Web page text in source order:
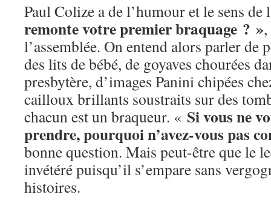
Paul Colize a de l’humour et le sens
remonte votre premier braquage ? »
l’assemblée. On entend alors parler de
des lits de bébé, de goyaves chourées
presbytère, d’images Panini chipées
cailloux brillants soustraits sur des
chacun est un braqueur. « Si vous ne
prendre, pourquoi n’avez-vous pas
bonne question. Mais peut-être que le
invétéré puisqu’il s’empare sans
histoires.